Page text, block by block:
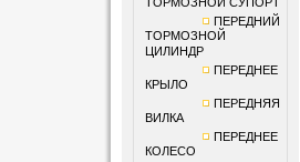
ТОРМОЗНОЙ СУПОРТ
ПЕРЕДНИЙ
ТОРМОЗНОЙ
ЦИЛИНДР
ПЕРЕДНЕЕ
КРЫЛО
ПЕРЕДНЯЯ
ВИЛКА
ПЕРЕДНЕЕ
КОЛЕСО